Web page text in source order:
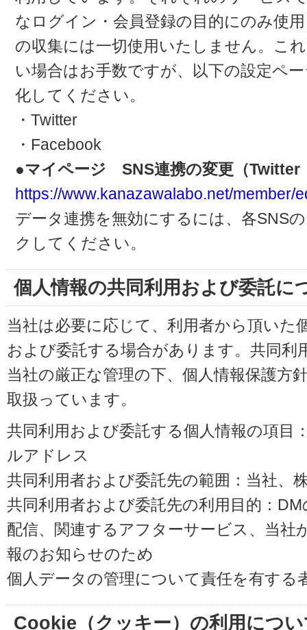
なログイン・会員登録の目的にのみ使
の収集には一切使用いたしません。こ
い場合はお手数ですが、以下の設定ペ
化してください。
・Twitter
・Facebook
●マイページ SNS連携の変更（Twitter
https://www.kanazawalabo.net/member/
データ連携を無効にするには、各SNS
クしてください。
個人情報の共同利用および委託に
当社は必要に応じて、利用者から頂いた
および委託する場合があります。共同利
当社の厳正な管理の下、個人情報保護方
取扱っています。
共同利用および委託する個人情報の項目
ルアドレス
共同利用者および委託先の範囲：当社、
共同利用者および委託先の利用目的：
配信、関連するアフターサービス、当社
報のお知らせのため
個人データの管理について責任を有する
Cookie（クッキー）の利用につ